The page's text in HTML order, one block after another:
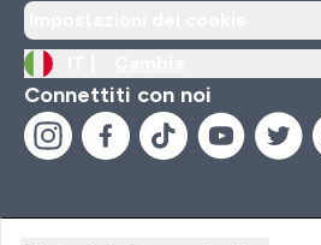
Connettiti con noi